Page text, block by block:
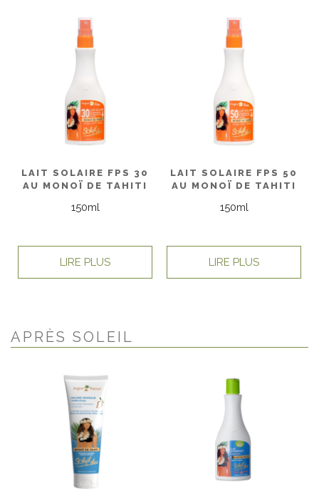
LAIT SOLAIRE FPS 30
AU MONOÏ DE TAHITI
150ml
LIRE PLUS
LAIT SOLAIRE FPS 50
AU MONOÏ DE TAHITI
150ml
LIRE PLUS
APRÈS SOLEIL